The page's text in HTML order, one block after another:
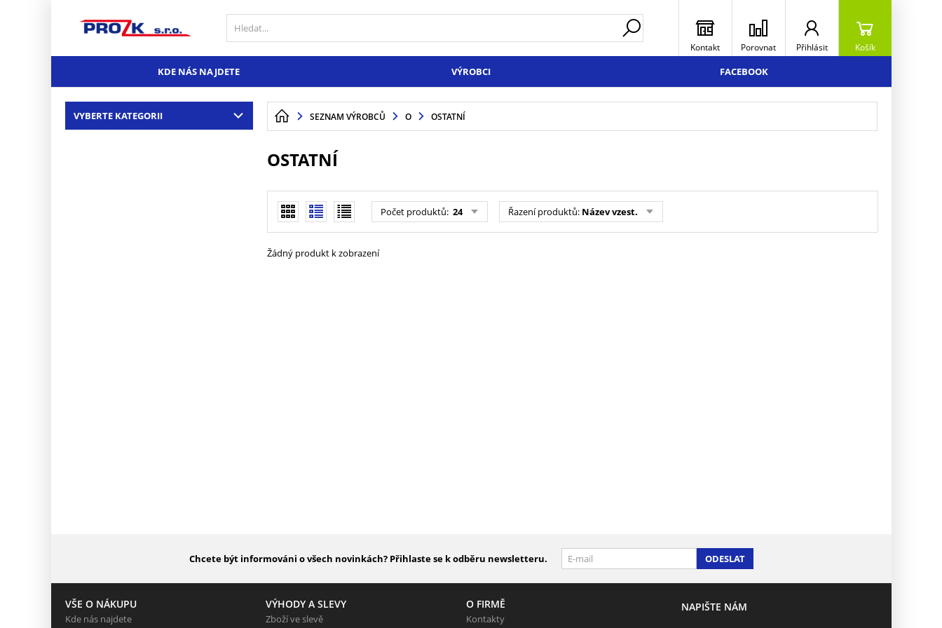
Kontakt Porovnat Přihlásit Košík
KDE NÁS NAJDETE VÝROBCI FACEBOOK
VYBERTE KATEGORII SEZNAM VÝROBCŮ O OSTATNÍ
OSTATNÍ
Počet produktů: 24 Řazení produktů: Název vzest.
Žádný produkt k zobrazení
Chcete být informováni o všech novinkách? Přihlaste se k odběru newsletteru. ODESLAT
VŠE O NÁKUPU
Kde nás najdete
VÝHODY A SLEVY
Zboží ve slevě
O FIRMĚ
Kontakty
NAPIŠTE NÁM